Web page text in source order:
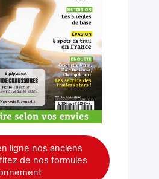
ligne nos anciens
de nos formules